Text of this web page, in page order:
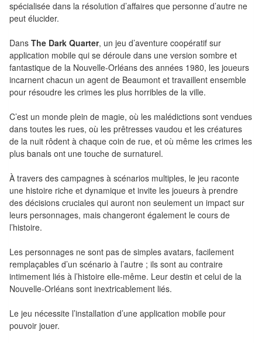
Pour
les
enfants
Pour
la
famille
Pour
les
initiés
Pour
les
experts
En
solitaire
Pour
2
Joueurs
Ambiance
spécialisée dans la résolution d’affaires que personne d’autre ne
peut élucider.
Dans The Dark Quarter, un jeu d’aventure coopératif sur
application mobile qui se déroule dans une version sombre et
fantastique de la Nouvelle-Orléans des années 1980, les joueurs
incarnent chacun un agent de Beaumont et travaillent ensemble
pour résoudre les crimes les plus horribles de la ville.
C’est un monde plein de magie, où les malédictions sont vendues
dans toutes les rues, où les prêtresses vaudou et les créatures
de la nuit rôdent à chaque coin de rue, et où même les crimes les
plus banals ont une touche de surnaturel.
À travers des campagnes à scénarios multiples, le jeu raconte
une histoire riche et dynamique et invite les joueurs à prendre
des décisions cruciales qui auront non seulement un impact sur
leurs personnages, mais changeront également le cours de
l’histoire.
Les personnages ne sont pas de simples avatars, facilement
remplaçables d’un scénario à l’autre ; ils sont au contraire
intimement liés à l’histoire elle-même. Leur destin et celui de la
Nouvelle-Orléans sont inextricablement liés.
Le jeu nécessite l’installation d’une application mobile pour
pouvoir jouer.